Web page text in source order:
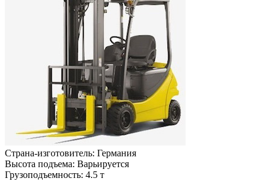
Страна-изготовитель: Германия
Высота подъема: Варьируется
Грузоподъемность: 4.5 т